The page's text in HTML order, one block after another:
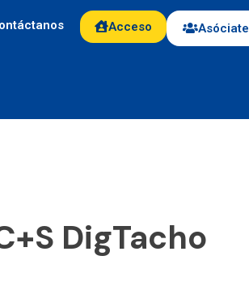
Acceso Asóciate
DigTacho